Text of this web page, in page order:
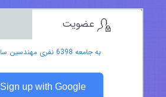
به جامعه 6398 نفری مهندسین سایت بپیوندید
Sign up with Google